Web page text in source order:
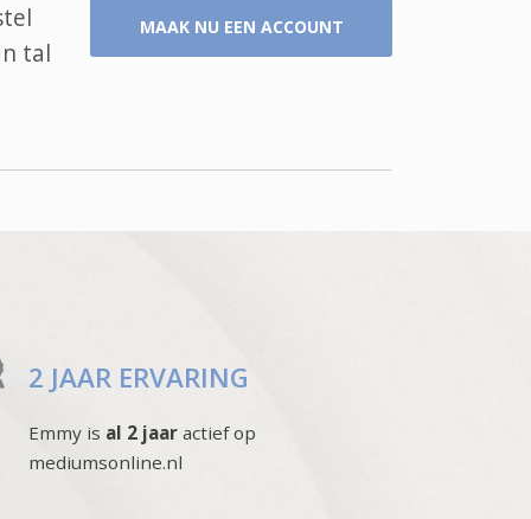
tal
MAAK NU EEN ACCOUNT
2 JAAR ERVARING
Emmy is al 2 jaar actief op
mediumsonline.nl